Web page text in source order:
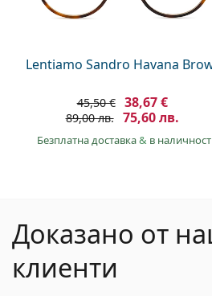
Lentiamo Sandro Havana
45,50 € 38,67 €
89,00 лв. 75,60 лв.
Безплатна доставка& в наличност
Доказано от
клиенти